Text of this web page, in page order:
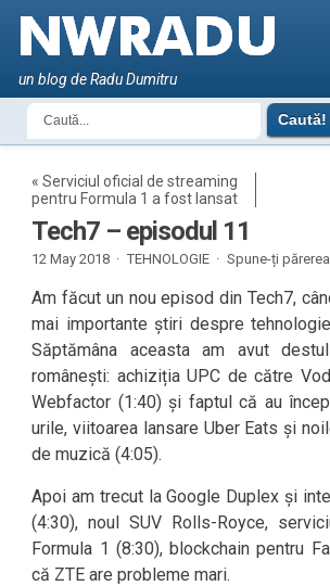
un blog de Radu Dumitru
«Serviciul oficial de streaming
pentru Formula 1 a fost lansat
Tech7 – episodul 11
12 May 2018 · TEHNOLOGIE · Spune-ți părerea
Am făcut un nou episod din Tech7,
mai importante știri despre
Săptămâna aceasta am avut
românești: achiziția UPC de către
Webfactor (1:40) și faptul că au
urile, viitoarea lansare Uber Eats și
de muzică (4:05).
Apoi am trecut la Google Duplex și
(4:30), noul SUV Rolls-Royce,
Formula 1 (8:30), blockchain pentru
că ZTE are probleme mari.